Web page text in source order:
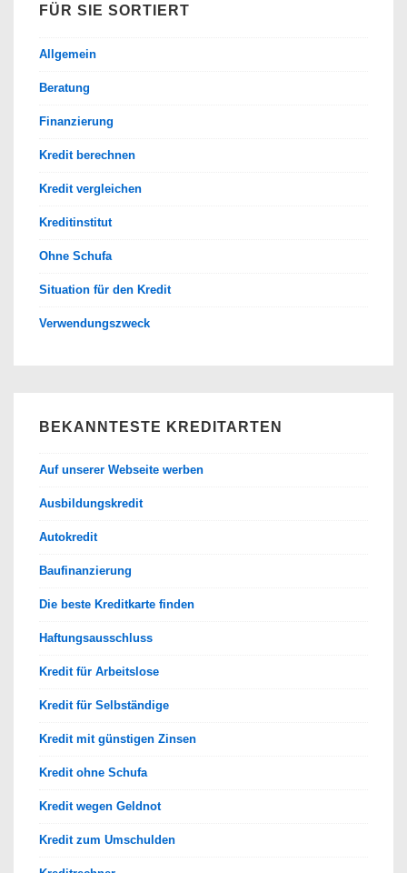
FÜR SIE SORTIERT
Allgemein
Beratung
Finanzierung
Kredit berechnen
Kredit vergleichen
Kreditinstitut
Ohne Schufa
Situation für den Kredit
Verwendungszweck
BEKANNTESTE KREDITARTEN
Auf unserer Webseite werben
Ausbildungskredit
Autokredit
Baufinanzierung
Die beste Kreditkarte finden
Haftungsausschluss
Kredit für Arbeitslose
Kredit für Selbständige
Kredit mit günstigen Zinsen
Kredit ohne Schufa
Kredit wegen Geldnot
Kredit zum Umschulden